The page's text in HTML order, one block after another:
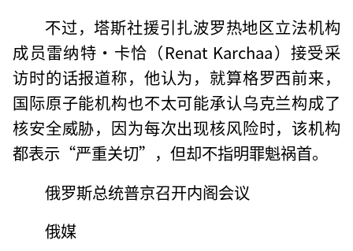
不过，塔斯社援引扎波罗热地区立法机构
成员雷纳特·卡恰（Renat Karchaa）接受采
访时的话报道称，他认为，就算格罗西前来，
国际原子能机构也不太可能承认乌克兰构成了
核安全威胁，因为每次出现核风险时，该机构
都表示“严重关切”，但却不指明罪魁祸首。
俄罗斯总统普京召开内阁会议
俄媒